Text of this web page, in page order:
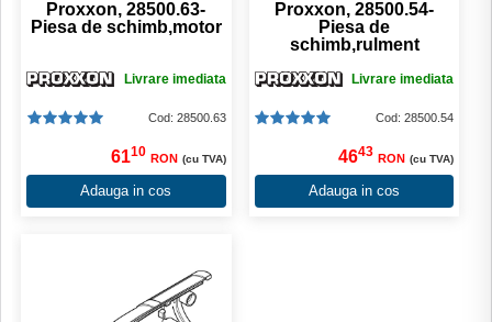
Proxxon, 28500.63-
Piesa de schimb,motor
Livrare imediata
Cod: 28500.63
6110 RON (cu TVA)
Adauga in cos
Proxxon, 28500.54-
Piesa de
schimb,rulment
Livrare imediata
Cod: 28500.54
4643 RON (cu TVA)
Adauga in cos